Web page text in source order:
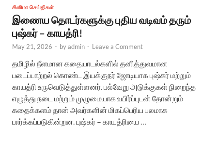
சினிமா செய்திகள்
இணைய தொடர்களுக்கு புதிய வடிவம் தரும்
புஷ்கர் – காயத்ரி!
May 21, 2026 - byadmin - Leave a Comment
தமிழில் நீளமான கதையாடல்களில் தனித்துவமான
படைப்பாற்றல் கொண்ட இயக்குநர் ஜோடியாக புஷ்கர் மற்றும்
காயத்ரி உருவெடுத்துள்ளனர். பல்வேறு அடுக்குகள் நிறைந்த
எழுத்து நடை மற்றும் முழுமையாக உயிர்ப்புடன் தோன்றும்
கதைக்களம் தான் அவர்களின் மிகப்பெரிய பலமாக
பார்க்கப்படுகின்றன. புஷ்கர் – காயத்ரியை …